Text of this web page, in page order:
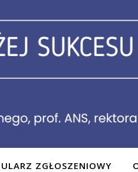
ZGŁOSZENIOWY